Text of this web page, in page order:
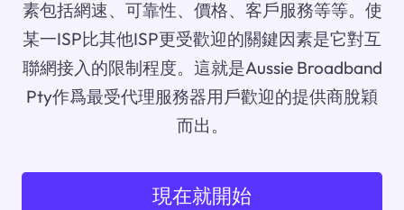
素包括網速、可靠性、價格、客戶服務等等。使
某一ISP比其他ISP更受歡迎的關鍵因素是它對互
聯網接入的限制程度。這就是Aussie Broadband
Pty作爲最受代理服務器用戶歡迎的提供商脫穎
而出。
現在就開始